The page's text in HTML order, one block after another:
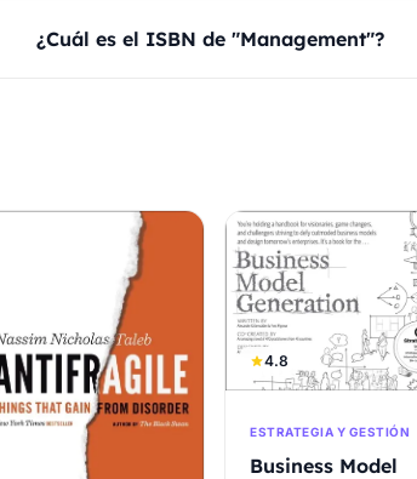
¿Cuál es el ISBN de "Management"?
4.8
ESTRATEGIA Y GESTIÓN
Business Model